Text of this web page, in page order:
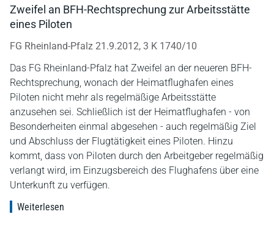
Zweifel an BFH-Rechtsprechung zur Arbeitsstätte
eines Piloten
FG Rheinland-Pfalz 21.9.2012, 3 K 1740/10
Das FG Rheinland-Pfalz hat Zweifel an der neueren BFH-
Rechtsprechung, wonach der Heimatflughafen eines
Piloten nicht mehr als regelmäßige Arbeitsstätte
anzusehen sei. Schließlich ist der Heimatflughafen - von
Besonderheiten einmal abgesehen - auch regelmäßig Ziel
und Abschluss der Flugtätigkeit eines Piloten. Hinzu
kommt, dass von Piloten durch den Arbeitgeber regelmäßig
verlangt wird, im Einzugsbereich des Flughafens über eine
Unterkunft zu verfügen.
Weiterlesen